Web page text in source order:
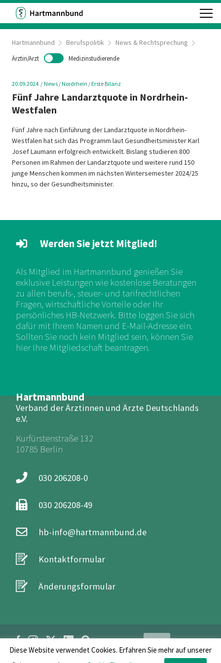
Hartmannbund Berufspolitik News & Rechtsprechung
Ärztin/Arzt Medizinstudierende
20.09.2024 News / Nordrhein / Erste Bilanz
Fünf Jahre Landarztquote in Nordrhein-
Westfalen
Fünf Jahre nach Einführung der Landarztquote in Nordrhein-
Westfalen hat sich das Programm laut Gesundheitsminister Karl
Josef Laumann erfolgreich entwickelt. Bislang studieren 800
Personen im Rahmen der Landarztquote und weitere rund 150
junge Menschen kommen im nächsten Wintersemester 2024/25
hinzu, so der Gesundheitsminister.
Hartmannbund
Verband der Ärztinnen und Ärzte Deutschlands
e.V.
Kurfürstenstraße 132
10785 Berlin
030 206208-0
030 206208-49
hb-info@hartmannbund.de
Kontaktformular
Änderungsformular
Werden Sie jetzt Mitglied!
Als Mitglied im Hartmannbund genießen Sie
exklusive Leistungen wie kostenlose Beratungen
zu allen berufs-, steuer- und tarifrechtlichen
Fragen, wirtschaftliche Vorteile oder Ihr
persönliches HB-Netzwerk. Bitte loggen Sie sich
dafür mit Ihrem Namen und E-Mail-Adresse ein.
Sollten Sie noch kein Mitglied sein, können Sie
hier Ihre Mitgliedschaft beantragen.
Login
Diese Website verwendet Cookies. Erfahren Sie mehr auf unserer